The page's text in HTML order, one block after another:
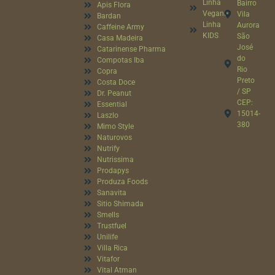
Apis Flora
Bardan
Caffeine Army
Casa Madeira
Catarinense Pharma
Compotas Iba
Copra
Costa Doce
Dr. Peanut
Essential
Laszlo
Mimo Style
Naturovos
Nutrify
Nutrissima
Prodapys
Produza Foods
Sanavita
Sitio Shimada
Smells
Trustfuel
Unilife
Villa Rica
Vitafor
Vital Atman
Linha
Vegana
Linha
KIDS
Bairro
Vila
Aurora
São
José
do
Rio
Preto
/ SP
CEP:
15014-
380